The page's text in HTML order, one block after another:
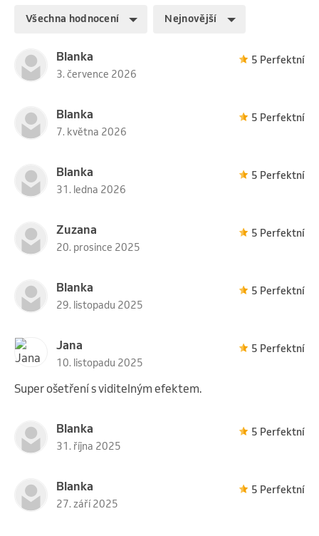
Všechna hodnocení Nejnovější
Blanka
3. července 2026
5 Perfektní
Blanka
7. května 2026
5 Perfektní
Blanka
31. ledna 2026
5 Perfektní
Zuzana
20. prosince 2025
5 Perfektní
Blanka
29. listopadu 2025
5 Perfektní
Jana
10. listopadu 2025
5 Perfektní
Super ošetření s viditelným efektem.
Blanka
31. října 2025
5 Perfektní
Blanka
27. září 2025
5 Perfektní